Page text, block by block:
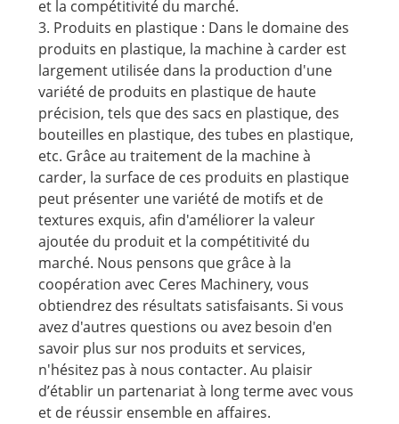
et la compétitivité du marché.
3. Produits en plastique : Dans le domaine des
produits en plastique, la machine à carder est
largement utilisée dans la production d'une
variété de produits en plastique de haute
précision, tels que des sacs en plastique, des
bouteilles en plastique, des tubes en plastique,
etc. Grâce au traitement de la machine à
carder, la surface de ces produits en plastique
peut présenter une variété de motifs et de
textures exquis, afin d'améliorer la valeur
ajoutée du produit et la compétitivité du
marché. Nous pensons que grâce à la
coopération avec Ceres Machinery, vous
obtiendrez des résultats satisfaisants. Si vous
avez d'autres questions ou avez besoin d'en
savoir plus sur nos produits et services,
n'hésitez pas à nous contacter. Au plaisir
d’établir un partenariat à long terme avec vous
et de réussir ensemble en affaires.